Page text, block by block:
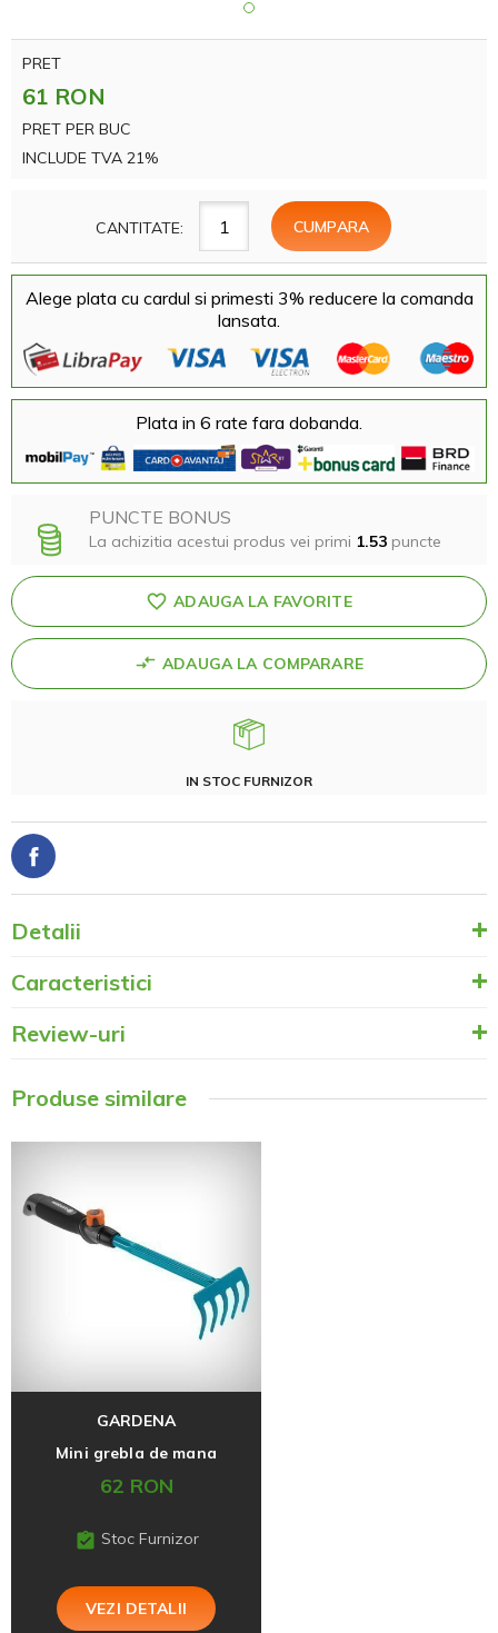
PRET
61 RON
PRET PER BUC
INCLUDE TVA 21%
CANTITATE:
Alege plata cu cardul si primesti 3% reducere la comanda
lansata.
Plata in 6 rate fara dobanda.
PUNCTE BONUS
La achizitia acestui produs vei primi 1.53 puncte
ADAUGA LA FAVORITE
ADAUGA LA COMPARARE
IN STOC FURNIZOR
Detalii
Caracteristici
Review-uri
Produse similare
GARDENA
Mini grebla de mana
62 RON
Stoc Furnizor
VEZI DETALII